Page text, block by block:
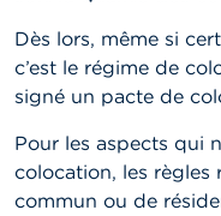
Dès lors, même si
c’est le régime de
signé un pacte de
Pour les aspects qui
colocation, les
commun ou de